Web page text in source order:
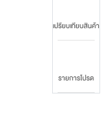
เปรียบเทียบสินค้า
รายการโปรด